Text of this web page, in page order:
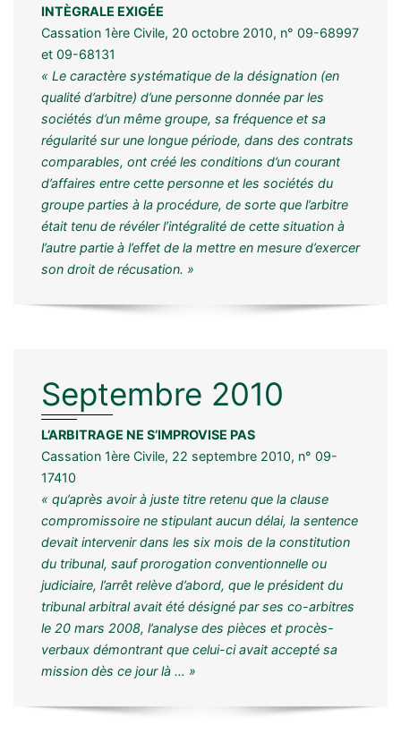
INTÈGRALE EXIGÉE
Cassation 1ère Civile, 20 octobre 2010, n° 09-68997
et 09-68131
« Le caractère systématique de la désignation (en
qualité d’arbitre) d’une personne donnée par les
sociétés d’un même groupe, sa fréquence et sa
régularité sur une longue période, dans des contrats
comparables, ont créé les conditions d’un courant
d’affaires entre cette personne et les sociétés du
groupe parties à la procédure, de sorte que l’arbitre
était tenu de révéler l’intégralité de cette situation à
l’autre partie à l’effet de la mettre en mesure d’exercer
son droit de récusation. »
Septembre 2010
L’ARBITRAGE NE S’IMPROVISE PAS
Cassation 1ère Civile, 22 septembre 2010, n° 09-
17410
« qu’après avoir à juste titre retenu que la clause
compromissoire ne stipulant aucun délai, la sentence
devait intervenir dans les six mois de la constitution
du tribunal, sauf prorogation conventionnelle ou
judiciaire, l’arrêt relève d’abord, que le président du
tribunal arbitral avait été désigné par ses co-arbitres
le 20 mars 2008, l’analyse des pièces et procès-
verbaux démontrant que celui-ci avait accepté sa
mission dès ce jour là … »